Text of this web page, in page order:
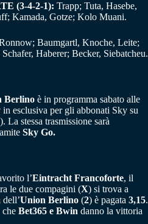
(3-4-2-1): Trapp; Tuta, Hasebe,
Kamada, Gotze; Kolo Muani.
Baumgartl, Knoche, Leite;
Haberer; Becker, Siebatcheu.
Berlino è in programma sabato alle
esclusiva per gli abbonati Sky su
La stessa trasmissione sarà
Sky Go.
l’Eintracht Francoforte, il
le due compagini (X) si trova a
Union Berlino (2) è pagata 3,15.
che Bet365 e Bwin danno la vittoria